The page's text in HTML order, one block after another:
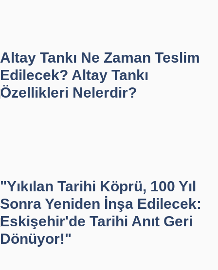
Altay Tankı Ne Zaman Teslim
Edilecek? Altay Tankı
Özellikleri Nelerdir?
"Yıkılan Tarihi Köprü, 100 Yıl
Sonra Yeniden İnşa Edilecek:
Eskişehir'de Tarihi Anıt Geri
Dönüyor!"